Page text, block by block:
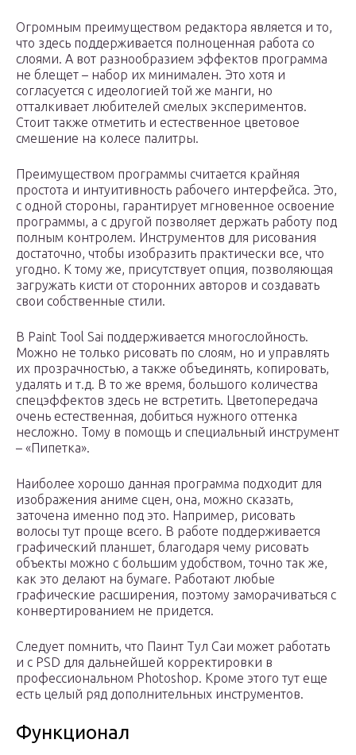
Огромным преимуществом редактора является и то,
что здесь поддерживается полноценная работа со
слоями. А вот разнообразием эффектов программа
не блещет – набор их минимален. Это хотя и
согласуется с идеологией той же манги, но
отталкивает любителей смелых экспериментов.
Стоит также отметить и естественное цветовое
смешение на колесе палитры.
Преимуществом программы считается крайняя
простота и интуитивность рабочего интерфейса. Это,
с одной стороны, гарантирует мгновенное освоение
программы, а с другой позволяет держать работу под
полным контролем. Инструментов для рисования
достаточно, чтобы изобразить практически все, что
угодно. К тому же, присутствует опция, позволяющая
загружать кисти от сторонних авторов и создавать
свои собственные стили.
В Paint Tool Sai поддерживается многослойность.
Можно не только рисовать по слоям, но и управлять
их прозрачностью, а также объединять, копировать,
удалять и т.д. В то же время, большого количества
спецэффектов здесь не встретить. Цветопередача
очень естественная, добиться нужного оттенка
несложно. Тому в помощь и специальный инструмент
– «Пипетка».
Наиболее хорошо данная программа подходит для
изображения аниме сцен, она, можно сказать,
заточена именно под это. Например, рисовать
волосы тут проще всего. В работе поддерживается
графический планшет, благодаря чему рисовать
объекты можно с большим удобством, точно так же,
как это делают на бумаге. Работают любые
графические расширения, поэтому заморачиваться с
конвертированием не придется.
Следует помнить, что Паинт Тул Саи может работать
и с PSD для дальнейшей корректировки в
профессиональном Photoshop. Кроме этого тут еще
есть целый ряд дополнительных инструментов.
Функционал